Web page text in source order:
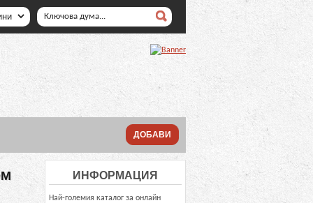
ДОБАВИ
ИНФОРМАЦИЯ
Най-големия каталог за онлайн